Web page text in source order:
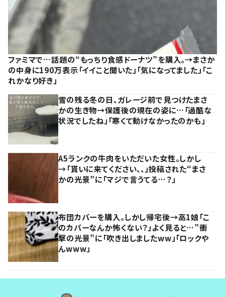
ファミマで…話題の“もっちり食感ドーナツ”を購入。→まさか
の中身に190万表示「イイこと聞いた」「気になってました」「こ
れかなり好き」
雪の残る冬の日、ガレージ前で見つけたまさ
かの生き物→保護後の現在の姿に…「過酷な
状況でしたね」「寒くて動けなかったのかも」
A5ランクの牛肉をいただいた女性。しかし
→「貰いに来てください、、」投稿された“まさ
かの光景”に「マジで言うてる…？」
布団カバーを購入。しかし帰宅後→高1娘「こ
のカバーなんか怖くない？」よく見ると…”衝
撃の光景”に「吹き出しましたww」「ロックや
んwww」